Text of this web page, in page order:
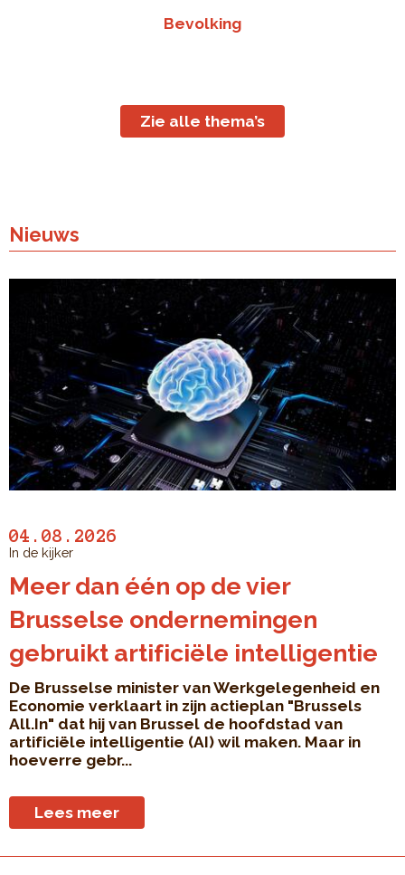
Bevolking
Zie alle thema’s
Nieuws
04.08.2026
In de kijker
Meer dan één op de vier
Brusselse ondernemingen
gebruikt artificiële intelligentie
De Brusselse minister van Werkgelegenheid en
Economie verklaart in zijn actieplan "Brussels
All.In" dat hij van Brussel de hoofdstad van
artificiële intelligentie (AI) wil maken. Maar in
hoeverre gebr...
Lees meer